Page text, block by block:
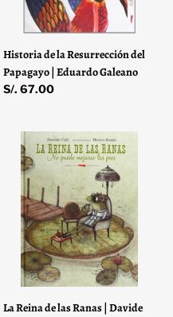
Eduardo
Galeano
Historia de la Resurrección del
Papagayo | Eduardo Galeano
Precio
S/. 67.00
Reina
Ranas
Davide
Calí
La Reina de las Ranas | Davide